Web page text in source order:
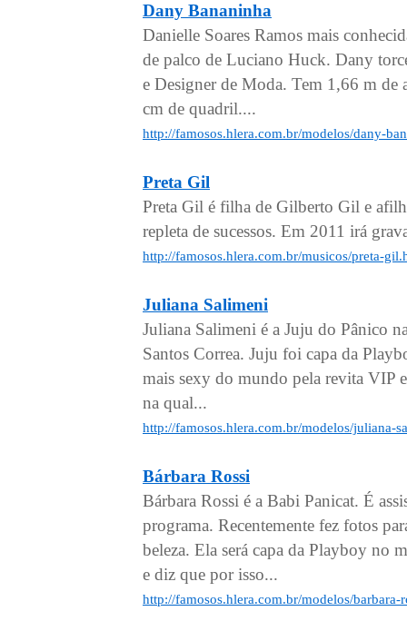
Dany Bananinha
Danielle Soares Ramos mais
de palco de Luciano Huck. Dany
e Designer de Moda. Tem 1,66 m
cm de quadril....
http://famosos.hlera.com.br/modelos/dany-
Preta Gil
Preta Gil é filha de Gilberto Gil e
repleta de sucessos. Em 2011 irá
http://famosos.hlera.com.br/musicos/preta-
Juliana Salimeni
Juliana Salimeni é a Juju do Pânico
Santos Correa. Juju foi capa da
mais sexy do mundo pela revita VIP
na qual...
http://famosos.hlera.com.br/modelos/juliana-
Bárbara Rossi
Bárbara Rossi é a Babi Panicat. É
programa. Recentemente fez fotos
beleza. Ela será capa da Playboy no
e diz que por isso...
http://famosos.hlera.com.br/modelos/barbara-